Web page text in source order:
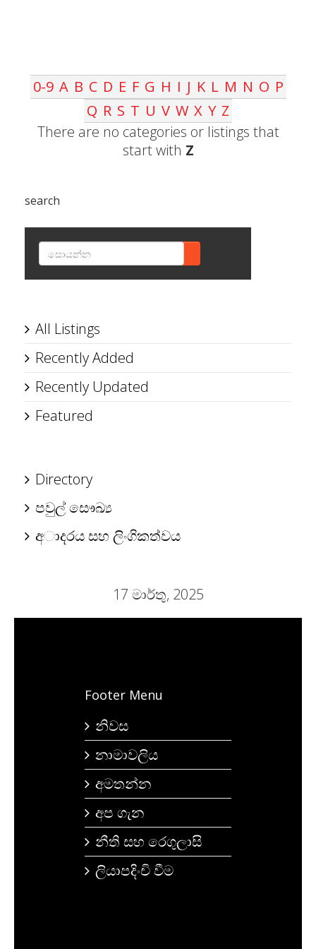
0-9 A B C D E F G H I J K L M N O P
Q R S T U V W X Y Z
There are no categories or listings that
start with Z
search
All Listings
Recently Added
Recently Updated
Featured
Directory
පවුල් සෞඛ්‍ය
අාදරය සහ ලිංගිකත්වය
17 මාර්තු, 2025
Footer Menu
නිවස
නාමාවලිය
අමතන්න
අප ගැන
නීති සහ රෙගුලාසි
ලියාපදිංචි වීම